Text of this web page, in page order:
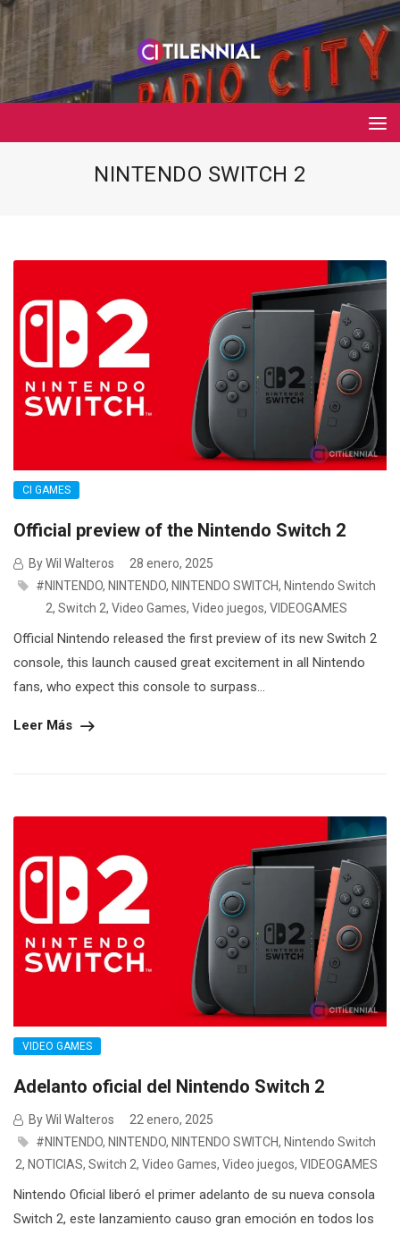
NINTENDO SWITCH 2
CI GAMES
Official preview of the Nintendo Switch 2
By Wil Walteros
28 enero, 2025
#NINTENDO, NINTENDO, NINTENDO SWITCH, Nintendo Switch
2, Switch 2, Video Games, Video juegos, VIDEOGAMES
Official Nintendo released the first preview of its new Switch 2
console, this launch caused great excitement in all Nintendo
fans, who expect this console to surpass...
Leer Más
VIDEO GAMES
Adelanto oficial del Nintendo Switch 2
By Wil Walteros
22 enero, 2025
#NINTENDO, NINTENDO, NINTENDO SWITCH, Nintendo Switch
2, NOTICIAS, Switch 2, Video Games, Video juegos, VIDEOGAMES
Nintendo Oficial liberó el primer adelanto de su nueva consola
Switch 2, este lanzamiento causo gran emoción en todos los